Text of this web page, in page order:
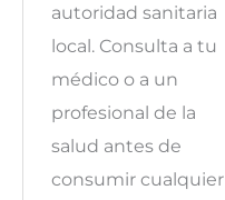
autoridad sanitaria
local. Consulta a tu
médico o a un
profesional de la
salud antes de
consumir cualquier